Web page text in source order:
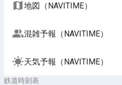
地図（NAVITIME）
混雑予報（NAVITIME）
天気予報（NAVITIME）
鉄道時刻表